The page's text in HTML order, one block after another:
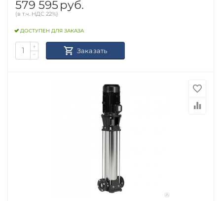
579 595 руб.
(в т.ч. НДС 22%)
ДОСТУПЕН ДЛЯ ЗАКАЗА
+
−
Заказать